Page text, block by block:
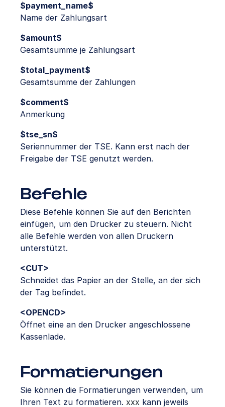
$payment_name$
Name der Zahlungsart
$amount$
Gesamtsumme je Zahlungsart
$total_payment$
Gesamtsumme der Zahlungen
$comment$
Anmerkung
$tse_sn$
Seriennummer der TSE. Kann erst nach der
Freigabe der TSE genutzt werden.
Befehle
Diese Befehle können Sie auf den Berichten
einfügen, um den Drucker zu steuern. Nicht
alle Befehle werden von allen Druckern
unterstützt.
<CUT>
Schneidet das Papier an der Stelle, an der sich
der Tag befindet.
<OPENCD>
Öffnet eine an den Drucker angeschlossene
Kassenlade.
Formatierungen
Sie können die Formatierungen verwenden, um
Ihren Text zu formatieren. xxx kann jeweils